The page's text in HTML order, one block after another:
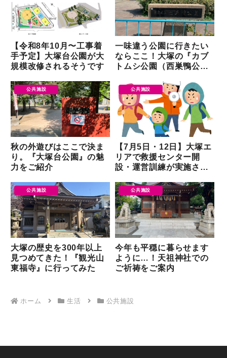
【令和8年10月〜工事着
手予定】大塚台公園が大
規模改修されるそうです
一味違う公園に行きたい
ならここ！大塚の『カブ
トムシ公園（西巣鴨公
公共施設
秋の外遊びはここで決ま
り。『大塚台公園』の魅
力をご紹介
公共施設
【7月5日・12日】大塚エ
リアで救援センター開
設・運営訓練が実施され
公共施設
大塚の歴史を300年以上
見つめてきた！『観光山
東福寺』に行ってみた
公共施設
今年も平穏に暮らせます
ように…！天祖神社での
ご祈祷をご案内
ホーム 生活 公共施設